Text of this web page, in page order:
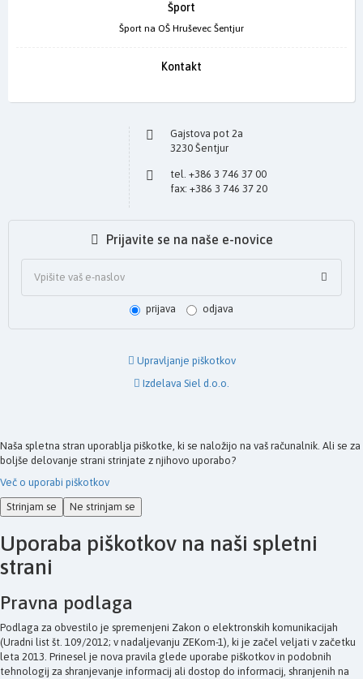
Šport
Šport na OŠ Hruševec Šentjur
Kontakt
Gajstova pot 2a
3230 Šentjur
tel. +386 3 746 37 00
fax: +386 3 746 37 20
Prijavite se na naše e-novice
prijava odjava
Upravljanje piškotkov
Izdelava Siel d.o.o.
Naša spletna stran uporablja piškotke, ki se naložijo na vaš računalnik. Ali se za
boljše delovanje strani strinjate z njihovo uporabo?
Več o uporabi piškotkov
Strinjam se
Ne strinjam se
Uporaba piškotkov na naši spletni
strani
Pravna podlaga
Podlaga za obvestilo je spremenjeni Zakon o elektronskih komunikacijah
(Uradni list št. 109/2012; v nadaljevanju ZEKom-1), ki je začel veljati v začetku
leta 2013. Prinesel je nova pravila glede uporabe piškotkov in podobnih
tehnologij za shranjevanje informacij ali dostop do informacij, shranjenih na